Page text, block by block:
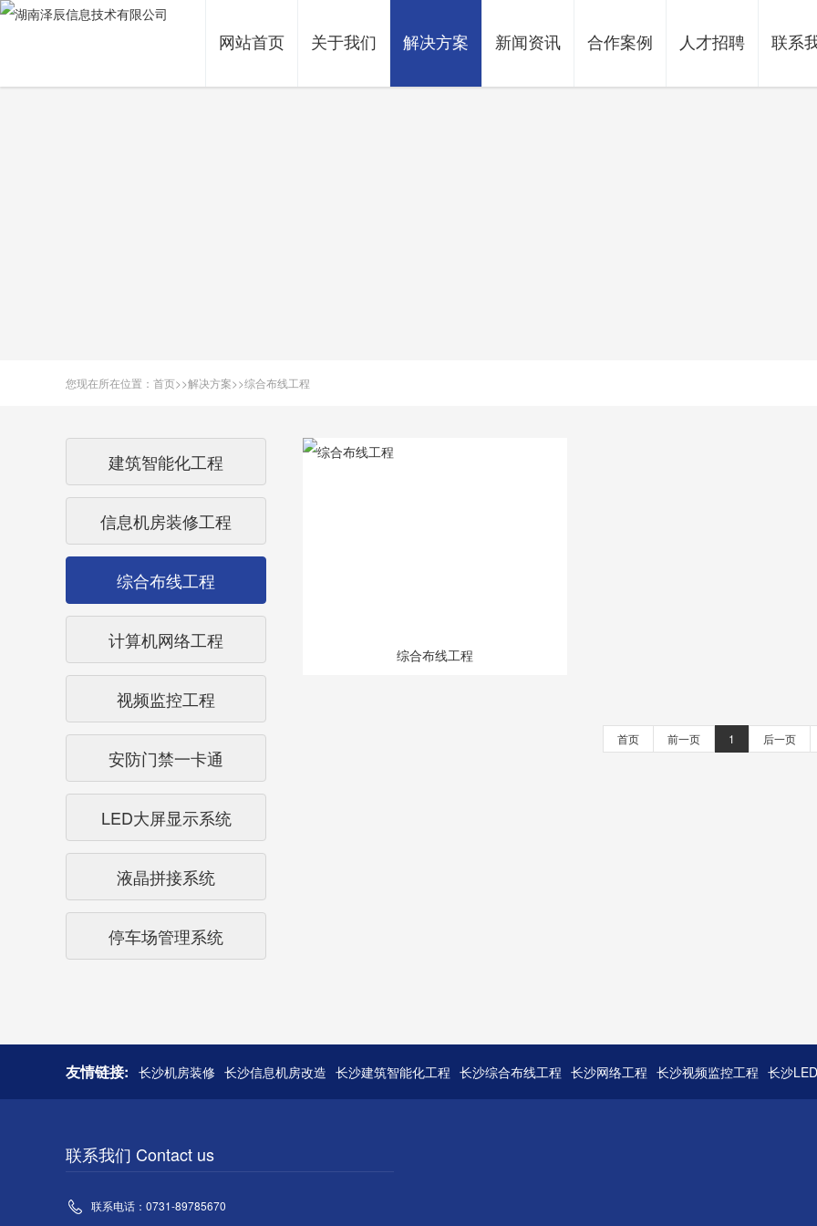
网站首页 关于我们 解决方案 新闻资讯 合作案例 人才招聘 联系
您现在所在位置： 首页>>解决方案>>综合布线工程
建筑智能化工程
信息机房装修工程
综合布线工程
计算机网络工程
视频监控工程
安防门禁一卡通
LED大屏显示系统
液晶拼接系统
停车场管理系统
综合布线工程
首页 前一页 1 后一页
友情链接: 长沙机房装修 长沙信息机房改造 长沙建筑智能化工程 长沙综合布线工程 长沙网络工程 长沙视频监控工程 长沙
联系我们 Contact us
联系电话：0731-89785670